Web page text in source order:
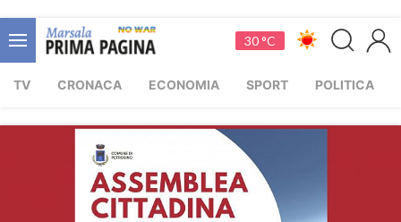
30 °C
TV CRONACA ECONOMIA SPORT POLITICA